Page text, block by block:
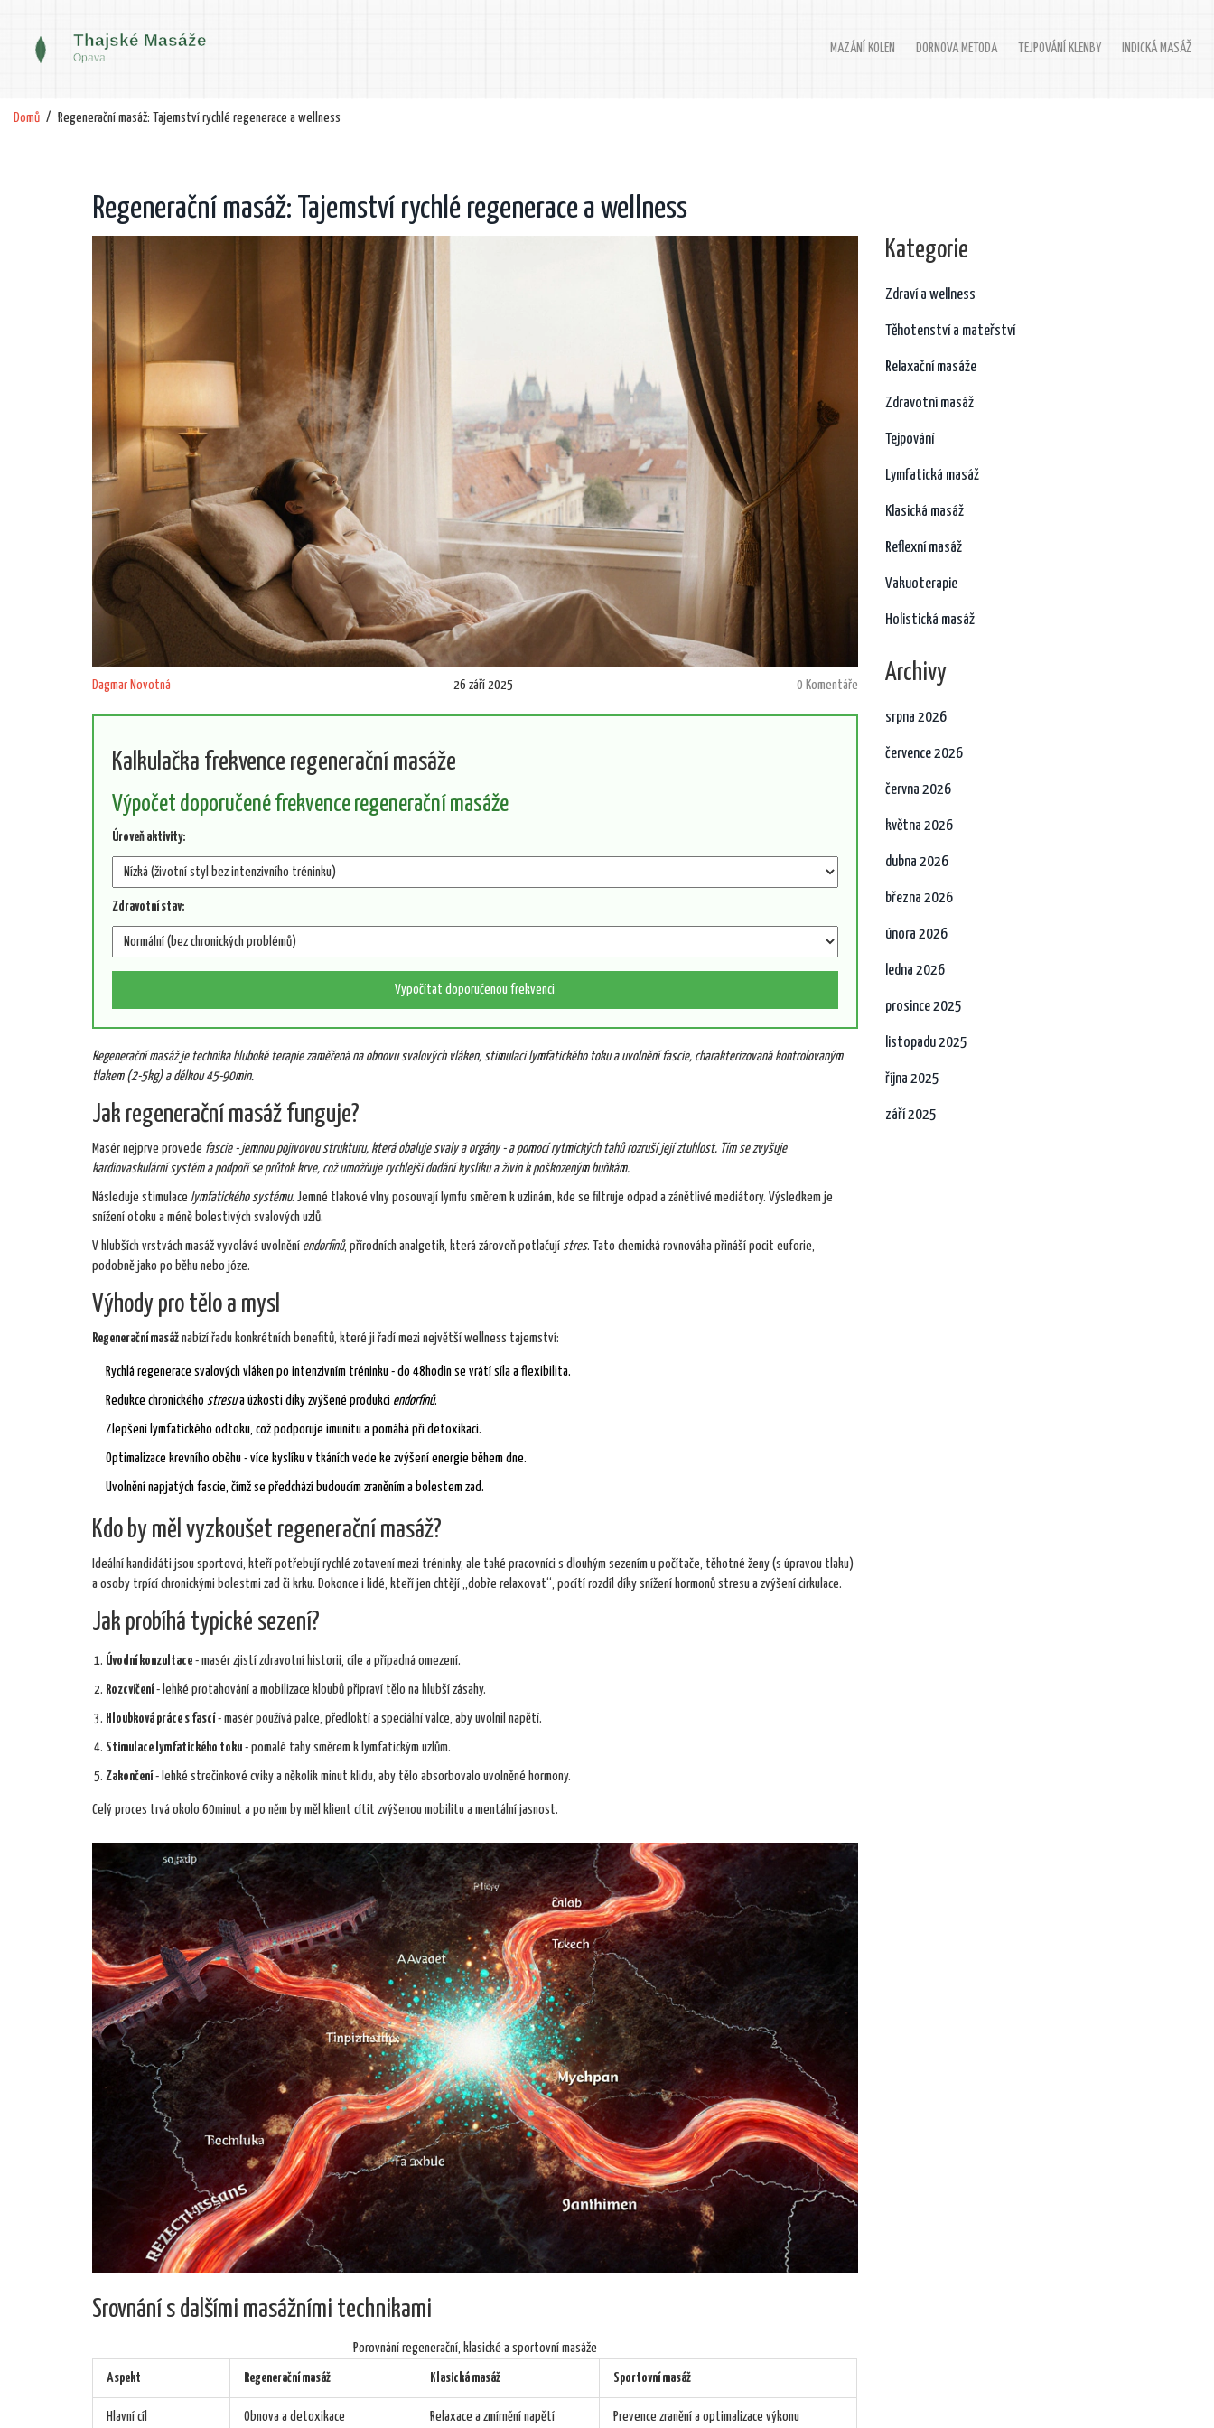
MAZÁNÍ KOLEN DORNOVA METODA TEJPOVÁNÍ KLENBY INDICKÁ MASÁŽ
Domů Regenerační masáž: Tajemství rychlé regenerace a wellness
Regenerační masáž: Tajemství rychlé regenerace a wellness
Dagmar Novotná 26 září 2025 0 Komentáře
Kalkulačka frekvence regenerační masáže
Výpočet doporučené frekvence regenerační masáže
Úroveň aktivity:
Zdravotní stav:
Vypočítat doporučenou frekvenci
Regenerační masážje technika hluboké terapie zaměřená na obnovu svalových vláken, stimulaci lymfatického toku a uvolnění fascie, charakterizovaná kontrolovaným
tlakem (2-5kg) a délkou 45-90min.
Jak regenerační masáž funguje?
Masér nejprve provede fascie- jemnou pojivovou strukturu, která obaluje svaly a orgány - a pomocí rytmických tahů rozruší její ztuhlost. Tím se zvyšuje
kardiovaskulární systéma podpoří se průtok krve, což umožňuje rychlejší dodání kyslíku a živin k poškozeným buňkám.
Následuje stimulace lymfatického systému. Jemné tlakové vlny posouvají lymfu směrem k uzlinám, kde se filtruje odpad a zánětlivé mediátory. Výsledkem je
snížení otoku a méně bolestivých svalových uzlů.
V hlubších vrstvách masáž vyvolává uvolnění endorfinů, přírodních analgetik, která zároveň potlačují stres. Tato chemická rovnováha přináší pocit euforie,
podobně jako po běhu nebo józe.
Výhody pro tělo a mysl
Regenerační masáž nabízí řadu konkrétních benefitů, které ji řadí mezi největší wellness tajemství:
Rychlá regenerace svalových vláken po intenzivním tréninku - do 48hodin se vrátí síla a flexibilita.
Redukce chronického stresua úzkosti díky zvýšené produkci endorfinů.
Zlepšení lymfatického odtoku, což podporuje imunitu a pomáhá při detoxikaci.
Optimalizace krevního oběhu - více kyslíku v tkáních vede ke zvýšení energie během dne.
Uvolnění napjatých fascie, čímž se předchází budoucím zraněním a bolestem zad.
Kdo by měl vyzkoušet regenerační masáž?
Ideální kandidáti jsou sportovci, kteří potřebují rychlé zotavení mezi tréninky, ale také pracovníci s dlouhým sezením u počítače, těhotné ženy (s úpravou tlaku)
a osoby trpící chronickými bolestmi zad či krku. Dokonce i lidé, kteří jen chtějí „dobře relaxovat“, pocítí rozdíl díky snížení hormonů stresu a zvýšení cirkulace.
Jak probíhá typické sezení?
Úvodní konzultace - masér zjistí zdravotní historii, cíle a případná omezení.
Rozcvičení- lehké protahování a mobilizace kloubů připraví tělo na hlubší zásahy.
Hloubková práce s fascí- masér používá palce, předloktí a speciální válce, aby uvolnil napětí.
Stimulace lymfatického toku - pomalé tahy směrem k lymfatickým uzlům.
Zakončení- lehké strečinkové cviky a několik minut klidu, aby tělo absorbovalo uvolněné hormony.
Celý proces trvá okolo 60minut a po něm by měl klient cítit zvýšenou mobilitu a mentální jasnost.
Srovnání s dalšími masážními technikami
Porovnání regenerační, klasické a sportovní masáže
Aspekt Regenerační masáž Klasická masáž Sportovní masáž
Hlavní cíl Obnova a detoxikace Relaxace a zmírnění napětí Prevence zranění a optimalizace výkonu
Kategorie
Zdraví a wellness
Těhotenství a mateřství
Relaxační masáže
Zdravotní masáž
Tejpování
Lymfatická masáž
Klasická masáž
Reflexní masáž
Vakuoterapie
Holistická masáž
Archivy
srpna 2026
července 2026
června 2026
května 2026
dubna 2026
března 2026
února 2026
ledna 2026
prosince 2025
listopadu 2025
října 2025
září 2025